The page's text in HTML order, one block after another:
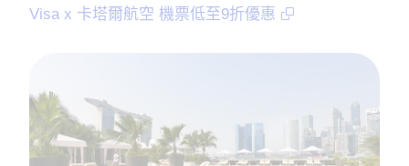
Visa x 卡塔爾航空 機票低至9折優惠